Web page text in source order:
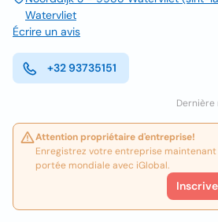
Watervliet
Écrire un avis
+32 93735151
Dernière
Attention propriétaire d'entreprise!
Enregistrez votre entreprise
portée mondiale avec iGlobal.